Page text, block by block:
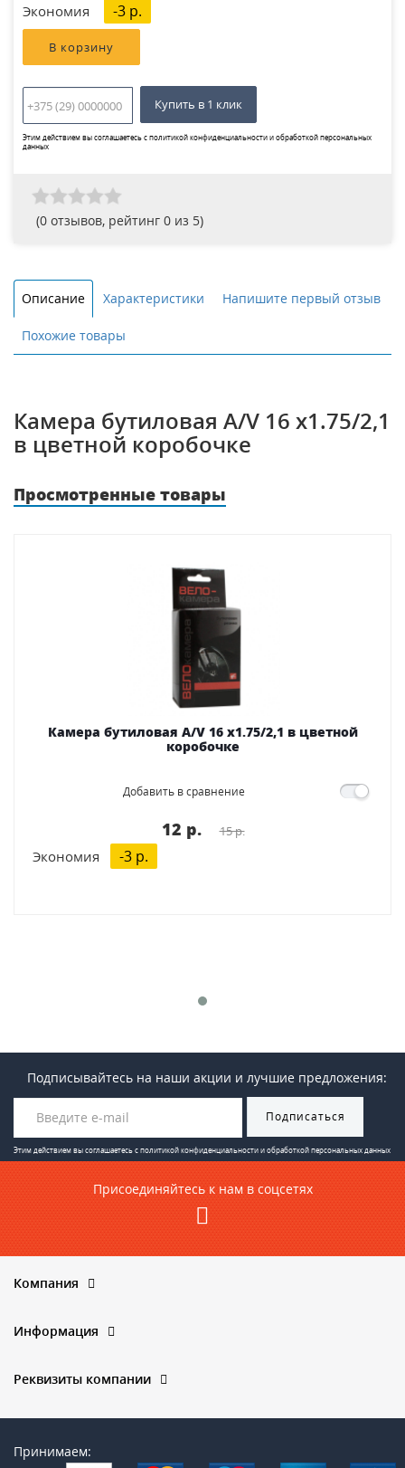
Экономия -3 p.
Купить в 1 клик
Этим действием вы соглашаетесь сполитикой конфиденциальности и обработкой персональных
данных
(0 отзывов, рейтинг 0 из 5)
Описание Характеристики Напишите первый отзыв
Похожие товары
Камера бутиловая A/V 16 x1.75/2,1
в цветной коробочке
Просмотренные товары
Камера бутиловая A/V 16 x1.75/2,1 в цветной
коробочке
Добавить в сравнение
12 p. 15 p.
Экономия -3 p.
Подписывайтесь на наши акции и лучшие предложения:
Подписаться
Этим действием вы соглашаетесь сполитикой конфиденциальности и обработкой персональных данных
Присоединяйтесь к нам в соцсетях
Компания
Информация
Реквизиты компании
Принимаем: